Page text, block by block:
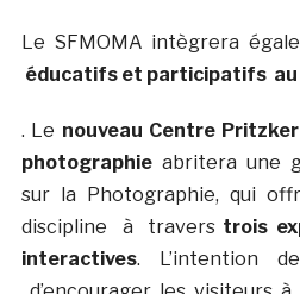
Le SFMOMA intègrera
éducatifs et participatifs au
. Le nouveau Centre
photographieabritera une
sur la Photographie, qui
discipline à travers trois
interactives. L’intention